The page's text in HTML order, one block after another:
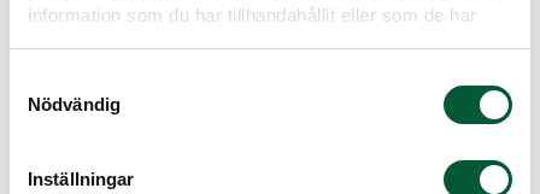
information som du har tillhandahållit eller som de har
samlat in när du har använt deras tjänster.
Nödvändig
Inställningar
trädgårdens bevattningssystem ordentligt
och kontrollera att det fungerar som det
Dessutom kan du börja samla in och torka
utmärkt sätt att bevara deras smak och